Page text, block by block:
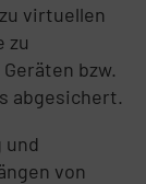
virtuellen
zu
bzw.
abgesichert.
und
von